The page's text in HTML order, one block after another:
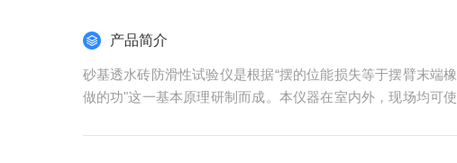
产品简介
砂基透水砖防滑性试验仪是根据“摆的位能损失等于摆臂末端
做的功"这一基本原理研制而成。本仪器在室内外，现场均可